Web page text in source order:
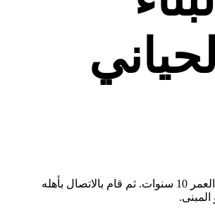
وفقًا للتقارير الإعلامية التركية، قام حارس البناء، حسين جنكيز، الذي يعيش في المبنى نفسه مع الطفل وعائلته في منطقة المزيتلي، بخطف الطفل البالغ من العمر 10 سنوات. ثم قام بالاتصال بأهله